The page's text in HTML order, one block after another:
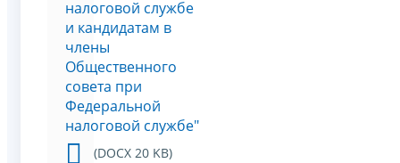
налоговой службе
и кандидатам в
члены
Общественного
совета при
Федеральной
налоговой службе"
(DOCX 20 KB)